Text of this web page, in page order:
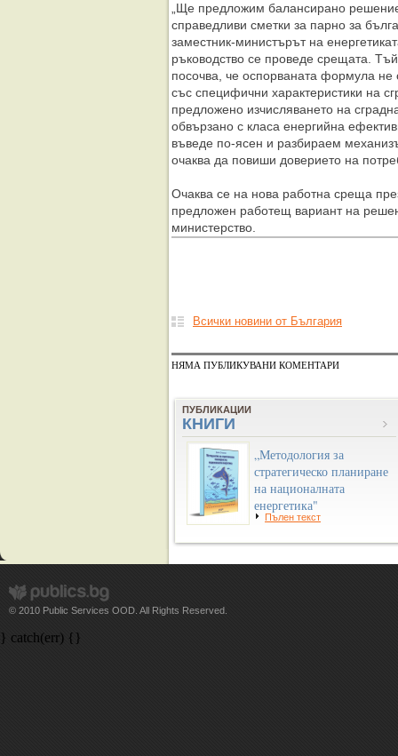
„Ще предложим балансирано
справедливи сметки за парно за
заместник-министърът на
ръководство се проведе срещата.
посочва, че оспорваната формула не
със специфични характеристики на
предложено изчисляването на
обвързано с класа енергийна
въведе по-ясен и разбираем
очаква да повиши доверието на
Очаква се на нова работна среща
предложен работещ вариант на
министерство.
Всички новини от България
НЯМА ПУБЛИКУВАНИ КОМЕНТАРИ
ПУБЛИКАЦИИ
КНИГИ
„Методология за
стратегическо планиране
на националната
енергетика"
Пълен текст
© 2010 Public Services OOD. All Rights Reserved.
} catch(err) {}